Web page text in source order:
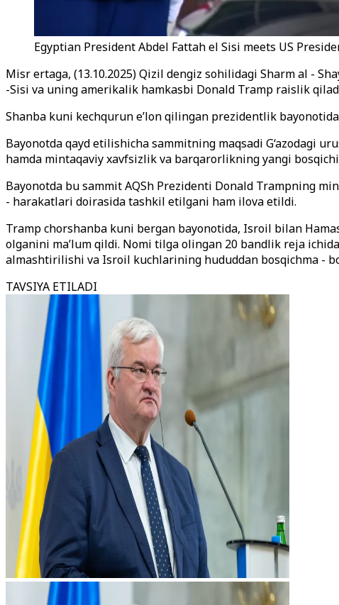
Egyptian President Abdel Fattah el Sisi meets US
Misr ertaga, (13.10.2025) Qizil dengiz sohilidagi Sharm al -
-Sisi va uning amerikalik hamkasbi Donald Tramp raislik
Shanba kuni kechqurun e’lon qilingan prezidentlik
Bayonotda qayd etilishicha sammitning maqsadi G‘azodagi
hamda mintaqaviy xavfsizlik va barqarorlikning yangi
Bayonotda bu sammit AQSh Prezidenti Donald Trampning
- harakatlari doirasida tashkil etilgani ham ilova etildi.
Tramp chorshanba kuni bergan bayonotida, Isroil bilan
olganini ma’lum qildi. Nomi tilga olingan 20 bandlik reja
almashtirilishi va Isroil kuchlarining hududdan bosqichma -
TAVSIYA ETILADI